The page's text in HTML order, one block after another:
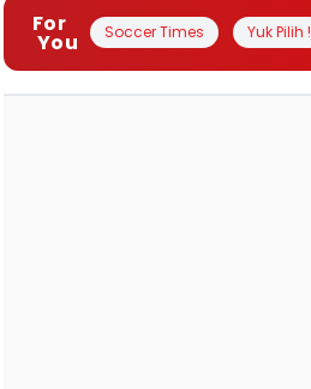
For
You Soccer Times Yuk Pilih !